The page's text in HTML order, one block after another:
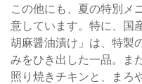
この他にも、夏の特別メ
意しています。特に、国
胡麻醤油漬け」は、特製
みをひき出した一品。ま
照り焼きチキンと、まろ